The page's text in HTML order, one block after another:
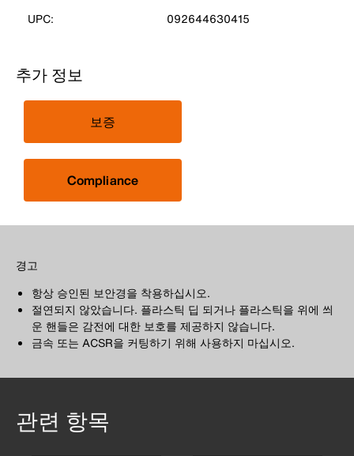
UPC: 092644630415
추가 정보
보증
Compliance
경고
항상 승인된 보안경을 착용하십시오.
절연되지 않았습니다. 플라스틱 딥 되거나 플라스틱을 위에 씌
운 핸들은 감전에 대한 보호를 제공하지 않습니다.
금속 또는 ACSR을 커팅하기 위해 사용하지 마십시오.
관련 항목